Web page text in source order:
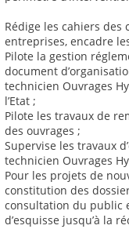
Rédige les cahiers des
entreprises, encadre
Pilote la gestion
document
technicien Ouvrages
l’Etat ;
Pilote les travaux de
des ouvrages ;
Supervise les travaux
technicien Ouvrages
Pour les projets de
constitution des
consultation du public
d’esquisse jusqu’à la